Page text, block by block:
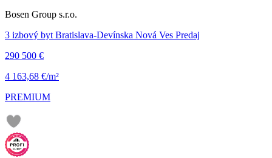
Bosen Group s.r.o.
3 izbový byt Bratislava-Devínska Nová Ves Predaj
290 500 €
4 163,68 €/m²
PREMIUM